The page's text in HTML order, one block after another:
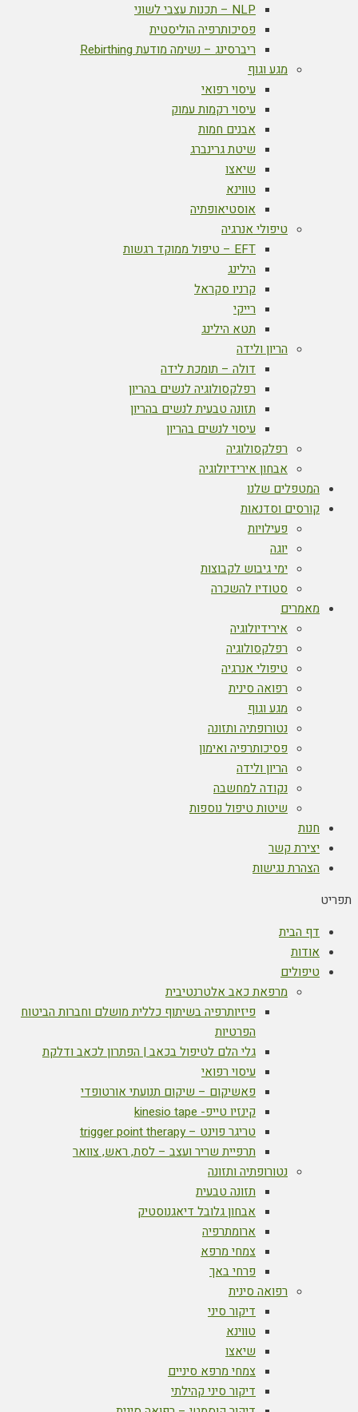
NLP – תכנות עצבי לשוני
פסיכותרפיה הוליסטית
ריברסינג – נשימה מודעת Rebirthing
מגע וגוף
עיסוי רפואי
עיסוי רקמות עמוק
אבנים חמות
שיטת גרינברג
שיאצו
טווינא
אוסטיאופתיה
טיפולי אנרגיה
EFT – טיפול ממוקד רגשות
הילינג
קרניו סקראל
רייקי
תטא הילינג
הריון ולידה
דולה – תומכת לידה
רפלקסולוגיה לנשים בהריון
תזונה טבעית לנשים בהריון
עיסוי לנשים בהריון
רפלקסולוגיה
אבחון אירידיולוגיה
המטפלים שלנו
קורסים וסדנאות
פעילויות
יוגה
ימי גיבוש לקבוצות
סטודיו להשכרה
מאמרים
אירידיולוגיה
רפלקסולוגיה
טיפולי אנרגיה
רפואה סינית
מגע וגוף
נטורופתיה ותזונה
פסיכותרפיה ואימון
הריון ולידה
נקודה למחשבה
שיטות טיפול נוספות
חנות
יצירת קשר
הצהרת נגישות
תפריט
דף הבית
אודות
טיפולים
מרפאת כאב אלטרנטיבית
פיזיותרפיה בשיתוף כללית מושלם וחברות הביטוח
הפרטיות
גלי הלם לטיפול בכאב | הפתרון לכאב ודלקת
עיסוי רפואי
פאשיקום – שיקום תנועתי אורטופדי
קינזיו טייפ- kinesio tape
טריגר פוינט – trigger point therapy
תרפיית שריר ועצב – לסת, ראש, צוואר
נטורופתיה ותזונה
תזונה טבעית
אבחון גלובל דיאגנוסטיק
ארומתרפיה
צמחי מרפא
פרחי באך
רפואה סינית
דיקור סיני
טווינא
שיאצו
צמחי מרפא סיניים
דיקור סיני קהילתי